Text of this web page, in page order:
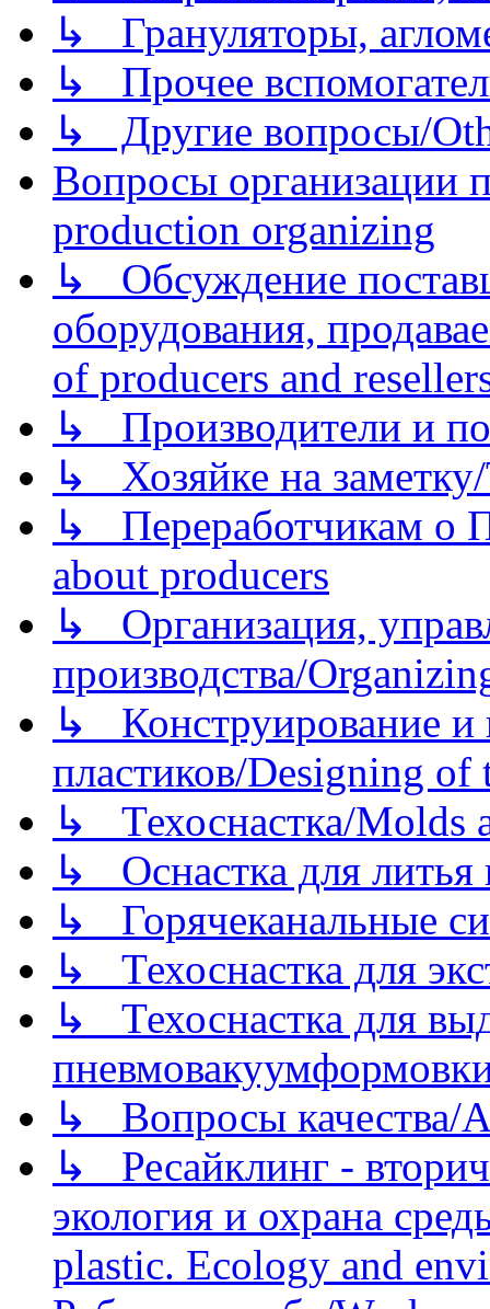
↳ Грануляторы,
↳ Прочее
↳ Другие вопросы/
Вопросы организации
production organizing
↳ Обсуждение
оборудования,
of producers and
↳ Производители и
↳ Хозяйке на
↳ Переработчикам о
about producers
↳ Организация,
производства/
↳ Конструирование и
пластиков/Designing of
↳ Техоснастка/Molds
↳ Оснастка для литья
↳ Горячеканальные
↳ Техоснастка для
↳ Техоснастка для
↳ Вопросы качества/
↳ Ресайклинг -
экология и охрана
plastic. Ecology and